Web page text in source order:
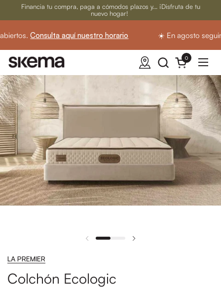
Ir al contenido
Financia tu compra, paga a cómodos plazos y... ¡Disfruta de tu
nuevo hogar!
Consulta aquí nuestro horario ☀️ En agosto
Abrir carrito
0
Abrir
LA PREMIER
Colchón Ecologic